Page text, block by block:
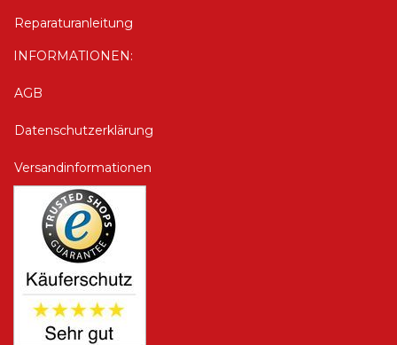
Reparaturanleitung
INFORMATIONEN:
AGB
Datenschutzerklärung
Versandinformationen